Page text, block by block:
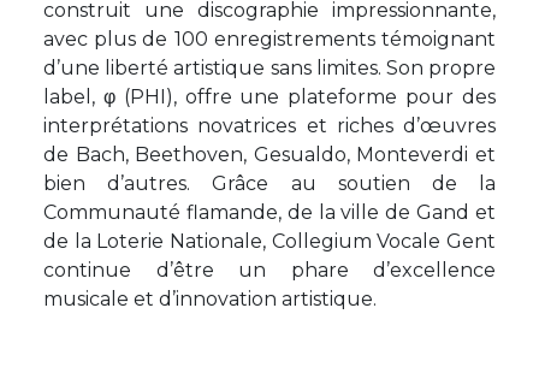
construit une discographie impressionnante,
avec plus de 100 enregistrements témoignant
d’une liberté artistique sans limites. Son propre
label, φ (PHI), offre une plateforme pour des
interprétations novatrices et riches d’œuvres
de Bach, Beethoven, Gesualdo, Monteverdi et
bien d’autres. Grâce au soutien de la
Communauté flamande, de la ville de Gand et
de la Loterie Nationale, Collegium Vocale Gent
continue d’être un phare d’excellence
musicale et d’innovation artistique.